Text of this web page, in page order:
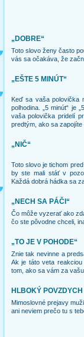
„DOBRE“
Toto slovo ženy často
vás sa očakáva, že
„EŠTE 5 MINÚT“
Keď sa vaša polovička
polhodina. „5 minút“ je
vaša polovička pridelí
predtým, ako sa zapojíte
„NIČ“
Toto slovo je tichom
by ste mali stáť v
Každá dobrá hádka sa
„NECH SA PÁČI“
Čo môže vyzerať ako
čo ste pôvodne chceli,
„TO JE V POHODE“
Znie tak nevinne a
Ak je táto veta
tom, ako sa vám za
HLBOKÝ POVZDYCH
Mimoslovné prejavy
ani neviem prečo tu s